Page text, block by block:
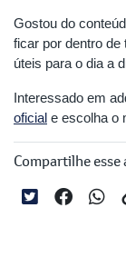
Gostou do
ficar por dentro de
úteis para o dia a
Interessado em
oficial e escolha o
Compartilhe esse